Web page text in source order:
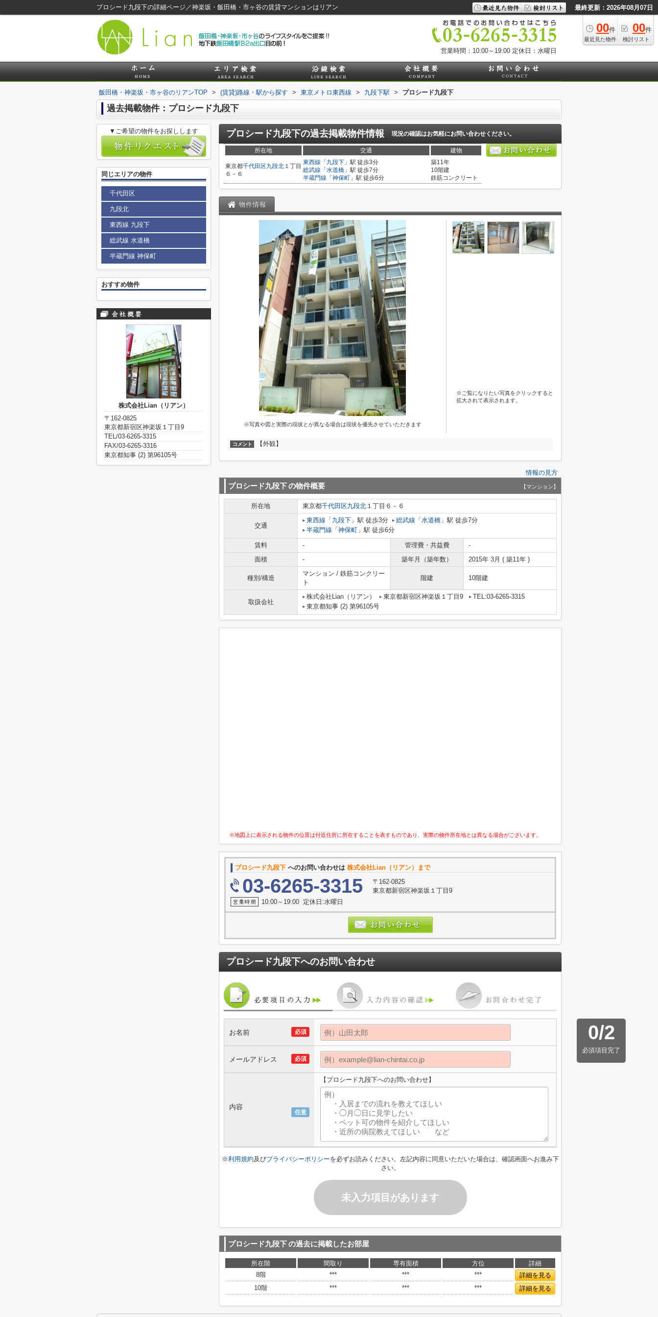
プロシード九段下の詳細ページ／神楽坂・飯田橋・市ヶ谷の賃貸マンションはリアン 最終更新：2026年08月07日
00件
最近見た物件
00件
検討リスト
営業時間：10:00～19:00 定休日：水曜日
飯田橋・神楽坂・市ヶ谷のリアンTOP > (賃貸)路線・駅から探す > 東京メトロ東西線 > 九段下駅 > プロシード九段下
過去掲載物件：プロシード九段下
プロシード九段下の過去掲載物件情報 現況の確認はお気軽にお問い合わせください。
所在地 交通 建物
東京都千代田区九段北 １丁目
６－６
東西線 「 九段下 」駅 徒歩3分
総武線 「 水道橋 」駅 徒歩7分
半蔵門線 「 神保町 」駅 徒歩6分
築11年
10階建
鉄筋コンクリート
物件情報
※写真や図と実際の現状とが異なる場合は現状を優先させていただきます
※ご覧になりたい写真をクリックすると
拡大されて表示されます。
コメント 【外観】
情報の見方
プロシード九段下の物件概要 【マンション】
所在地 東京都千代田区九段北 １丁目６－６
交通
東西線 「 九段下 」駅 徒歩3分 総武線 「 水道橋 」駅 徒歩7分
半蔵門線 「 神保町 」駅 徒歩6分
賃料 - 管理費・共益費
-
面積
- 築年月（築年数） 2015年 3月 ( 築11年 )
種別/構造
マンション / 鉄筋コンクリー
ト
階建 10階建
取扱会社
株式会社Lian（リアン） 東京都新宿区神楽坂１丁目9
TEL:03-6265-3315
東京都知事 (2) 第96105号
※地図上に表示される物件の位置は付近住所に所在することを表すものであり、実際の物件所在地とは異なる場合がございます。
プロシード九段下 へのお問い合わせは 株式会社Lian（リアン）まで
03-6265-3315
〒162-0825
東京都新宿区神楽坂１丁目9
10:00～19:00 定休日:水曜日
プロシード九段下へのお問い合わせ
0/2
必須項目完了
必須
お名前
必須
メールアドレス
任意
内容
【プロシード九段下へのお問い合わせ】
※利用規約及びプライバシーポリシーを必ずお読みください。左記内容に同意いただいた場合は、確認画面へお進み下
さい。
未入力項目があります
プロシード九段下の過去に掲載したお部屋
所在階 間取り 専有面積 方位
詳細
8階
*** *** ***
詳細を見る
10階
*** *** *** 詳細を見る
▼ご希望の物件をお探しします
同じエリアの物件
千代田区
九段北
東西線 九段下
総武線 水道橋
半蔵門線 神保町
おすすめ物件
株式会社Lian（リアン）
〒162-0825
東京都新宿区神楽坂１丁目9
TEL/03-6265-3315
FAX/03-6265-3316
東京都知事 (2) 第96105号